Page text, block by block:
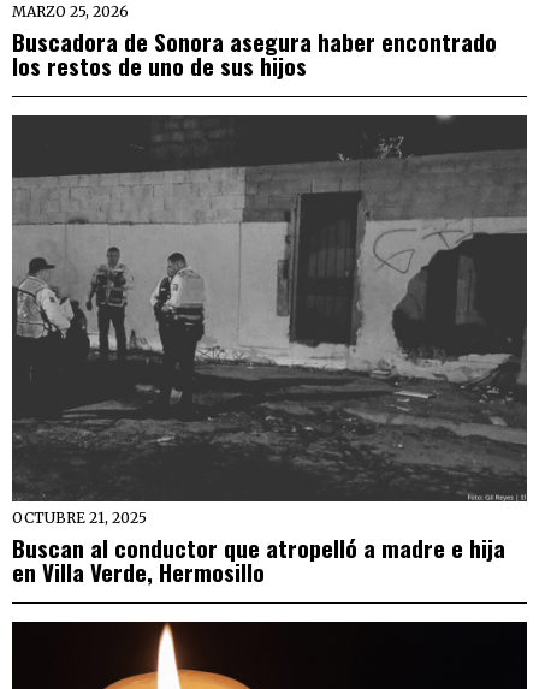
MARZO 25, 2026
Buscadora de Sonora asegura haber encontrado
los restos de uno de sus hijos
OCTUBRE 21, 2025
Buscan al conductor que atropelló a madre e hija
en Villa Verde, Hermosillo